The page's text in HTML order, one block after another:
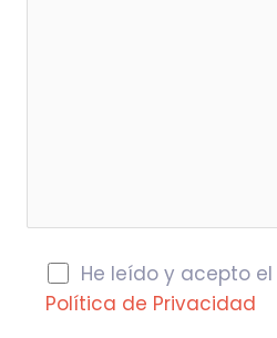
He leído y acepto el
Política de Privacidad